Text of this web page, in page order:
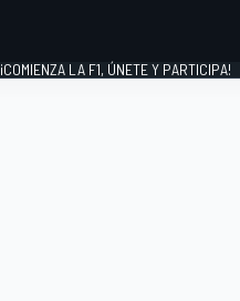
¡COMIENZA LA F1, ÚNETE Y PARTICIPA!